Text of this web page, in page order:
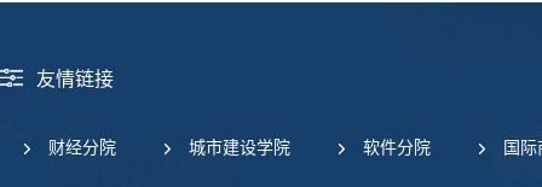
友情链接
财经分院 城市建设学院 软件分院 国